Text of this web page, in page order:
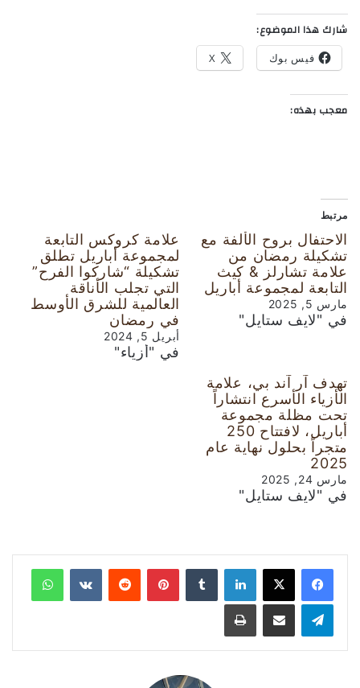
شارك هذا الموضوع:
فيس بوك X
معجب بهذه:
مرتبط
الاحتفال بروح الألفة مع
تشكيلة رمضان من
علامة تشارلز & كيث
التابعة لمجموعة أباريل
مارس 5, 2025
في "لايف ستايل"
علامة كروكس التابعة
لمجموعة أباريل تطلق
تشكيلة “شاركوا الفرح”
التي تجلب الأناقة
العالمية للشرق الأوسط
في رمضان
أبريل 5, 2024
في "أزياء"
تهدف آر آند بي، علامة
الأزياء الأسرع انتشاراً
تحت مظلة مجموعة
أباريل، لافتتاح 250
متجراً بحلول نهاية عام
2025
مارس 24, 2025
في "لايف ستايل"
لينكدإن بينتيريست